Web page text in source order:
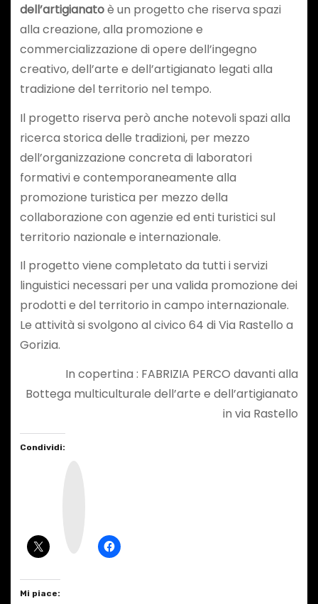
dell’artigianatoè un progetto che riserva spazi
alla creazione, alla promozione e
commercializzazione di opere dell’ingegno
creativo, dell’arte e dell’artigianato legati alla
tradizione del territorio nel tempo.
Il progetto riserva però anche notevoli spazi alla
ricerca storica delle tradizioni, per mezzo
dell’organizzazione concreta di laboratori
formativi e contemporaneamente alla
promozione turistica per mezzo della
collaborazione con agenzie ed enti turistici sul
territorio nazionale e internazionale.
Il progetto viene completato da tutti i servizi
linguistici necessari per una valida promozione dei
prodotti e del territorio in campo internazionale.
Le attività si svolgono al civico 64 di Via Rastello a
Gorizia.
In copertina : FABRIZIA PERCO davanti alla
Bottega multiculturale dell’arte e dell’artigianato
in via Rastello
Condividi:
Mi piace: